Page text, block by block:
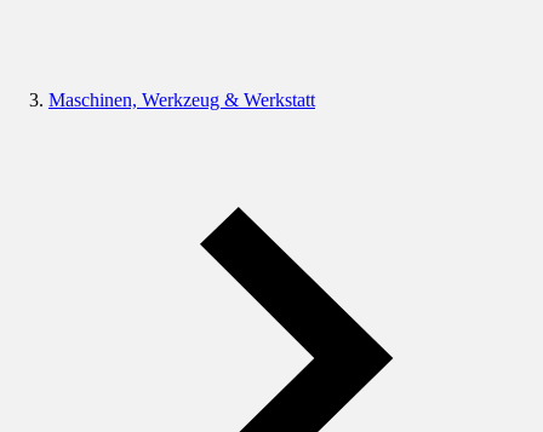
Maschinen, Werkzeug & Werkstatt